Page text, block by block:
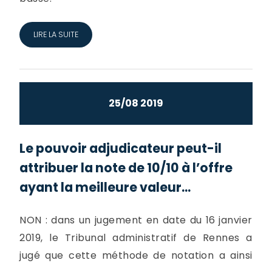
LIRE LA SUITE
25/08 2019
Le pouvoir adjudicateur peut-il
attribuer la note de 10/10 à l’offre
ayant la meilleure valeur...
NON : dans un jugement en date du 16 janvier
2019, le Tribunal administratif de Rennes a
jugé que cette méthode de notation a ainsi